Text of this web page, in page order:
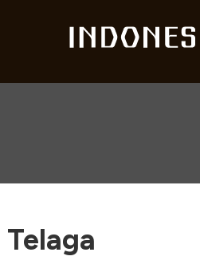
Telaga